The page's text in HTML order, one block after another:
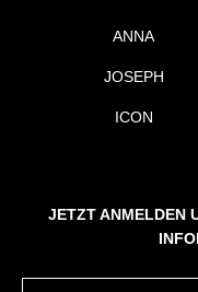
ANNA
JOSEPH
ICON
JETZT ANMELDEN